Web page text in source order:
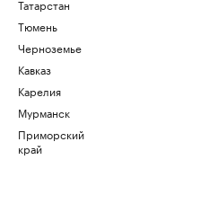
Татарстан
Тюмень
Черноземье
Кавказ
Карелия
Мурманск
Приморский
край